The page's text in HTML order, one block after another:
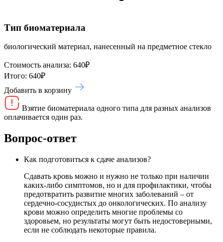
Тип биоматериала
биологический материал, нанесенный на предметное стекло
Стоимость анализа: 640₽
Итого: 640₽
Добавить в корзину
Взятие биоматериала одного типа для разных анализов
оплачивается один раз.
Вопрос-ответ
Как подготовиться к сдаче анализов?
Сдавать кровь можно и нужно не только при наличии
каких-либо симптомов, но и для профилактики, чтобы
предотвратить развитие многих заболеваний – от
сердечно-сосудистых до онкологических. По анализу
крови можно определить многие проблемы со
здоровьем, но результаты могут быть недостоверными,
если не соблюдать некоторые правила.